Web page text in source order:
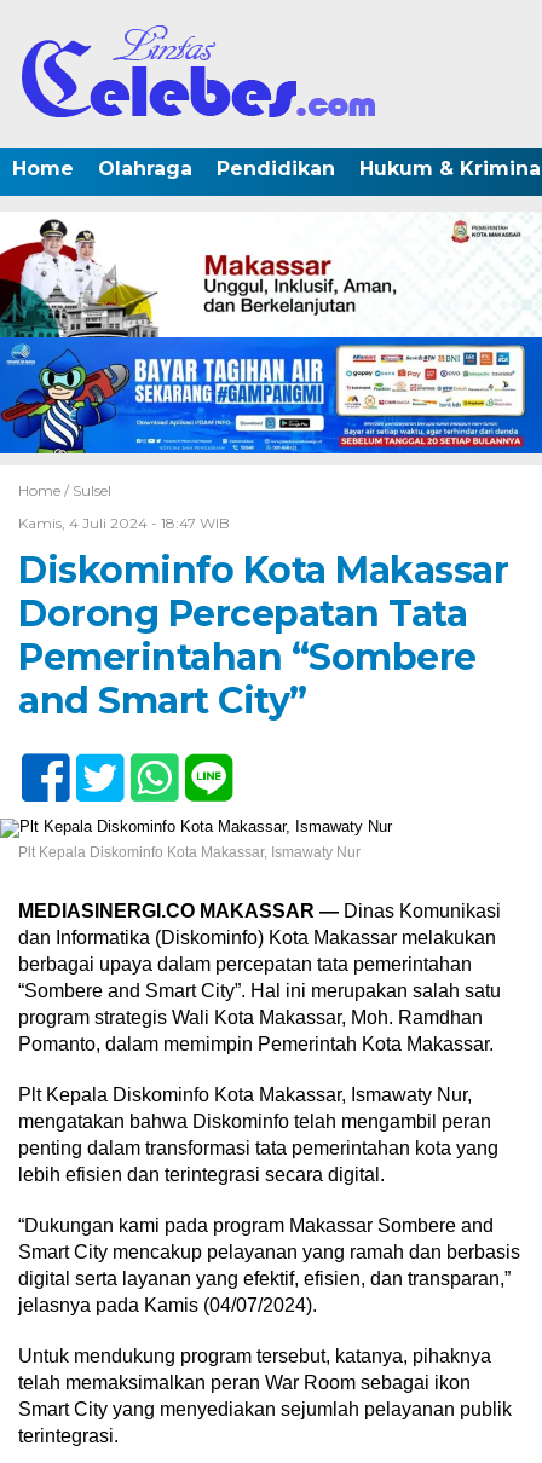
Home Olahraga Pendidikan Hukum &
Home / Sulsel
Kamis, 4 Juli 2024 - 18:47 WIB
Diskominfo Kota Makassar
Dorong Percepatan Tata
Pemerintahan “Sombere
and Smart City”
Plt Kepala Diskominfo Kota Makassar, Ismawaty Nur
MEDIASINERGI.CO MAKASSAR — Dinas Komunikasi
dan Informatika (Diskominfo) Kota Makassar melakukan
berbagai upaya dalam percepatan tata pemerintahan
“Sombere and Smart City”. Hal ini merupakan salah satu
program strategis Wali Kota Makassar, Moh. Ramdhan
Pomanto, dalam memimpin Pemerintah Kota Makassar.
Plt Kepala Diskominfo Kota Makassar, Ismawaty Nur,
mengatakan bahwa Diskominfo telah mengambil peran
penting dalam transformasi tata pemerintahan kota yang
lebih efisien dan terintegrasi secara digital.
“Dukungan kami pada program Makassar Sombere and
Smart City mencakup pelayanan yang ramah dan berbasis
digital serta layanan yang efektif, efisien, dan transparan,”
jelasnya pada Kamis (04/07/2024).
Untuk mendukung program tersebut, katanya, pihaknya
telah memaksimalkan peran War Room sebagai ikon
Smart City yang menyediakan sejumlah pelayanan publik
terintegrasi.